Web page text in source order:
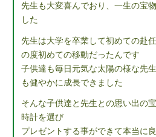
先生も大変喜んでおり、一生の宝
した
先生は大学を卒業して初めての赴
の度初めての移動だったんです
子供達も毎日元気な太陽の様な先
も健やかに成長できました
そんな子供達と先生との思い出の
時計を選び
プレゼントする事ができて本当に